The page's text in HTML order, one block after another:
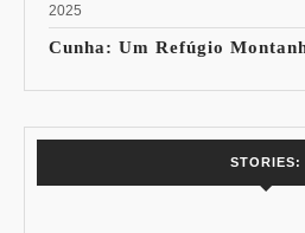
2025
Cunha: Um Refúgio
STORIES:
15% de